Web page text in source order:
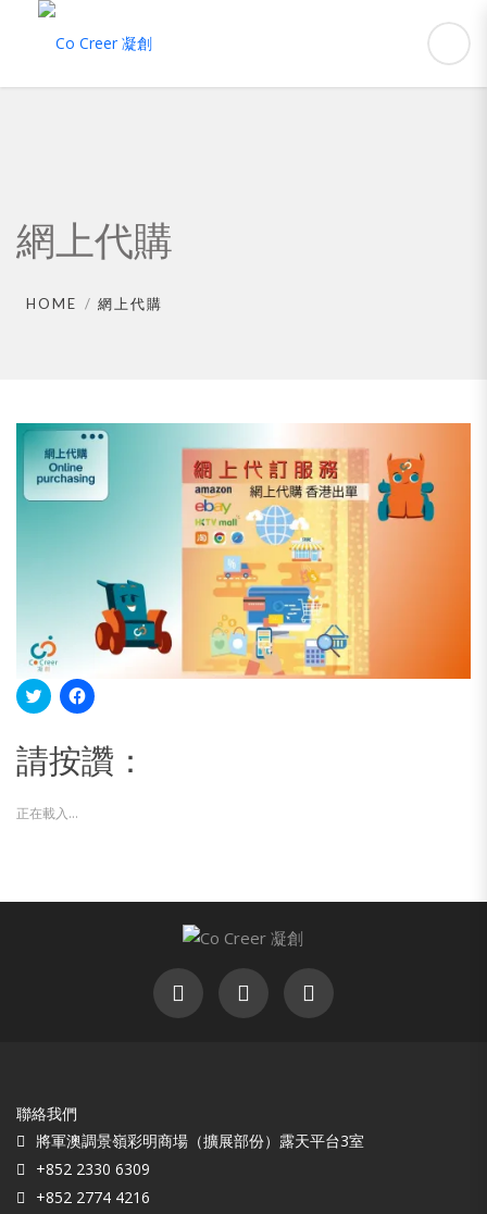
網上代購
HOME 網上代購
分
享
新
視
窗
開
啟)
按
一
分
享
至
請按讚：
正在載入...
聯絡我們
將軍澳調景嶺彩明商場（擴展部份）露天平台3室
+852 2330 6309
+852 2774 4216